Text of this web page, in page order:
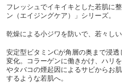
フレッシュでイキイキとした若肌に
ン（エイジングケア）」シリーズ。
乾燥による小ジワを防いで、若々し
安定型ビタミンCが角層の奥まで浸
変化。コラーゲンに働きかけ、ハリ
やタバコの煙起因によるサビからお
するような若肌へ。